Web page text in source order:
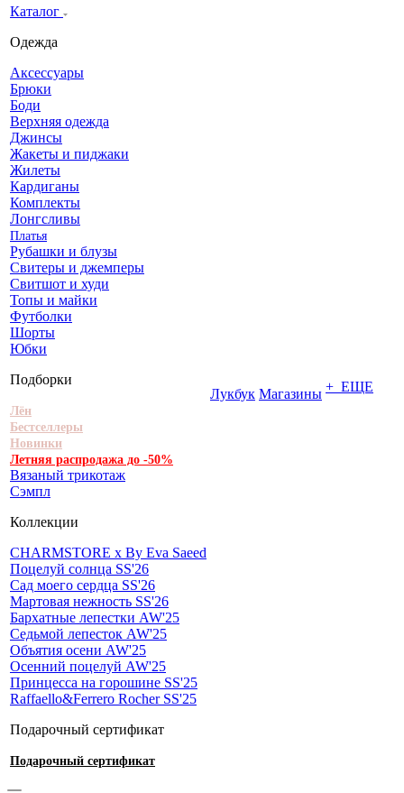
Каталог
Одежда
Аксессуары
Брюки
Боди
Верхняя одежда
Джинсы
Жакеты и пиджаки
Жилеты
Кардиганы
Комплекты
Лонгсливы
Платья
Рубашки и блузы
Свитеры и джемперы
Свитшот и худи
Топы и майки
Футболки
Шорты
Юбки
Подборки
Лён
Бестселлеры
Новинки
Летняя распродажа до -50%
Вязаный трикотаж
Сэмпл
Коллекции
CHARMSTORE х By Eva Saeed
Поцелуй солнца SS'26
Сад моего сердца SS'26
Мартовая нежность SS'26
Бархатные лепестки AW'25
Седьмой лепесток AW'25
Объятия осени AW'25
Осенний поцелуй AW'25
Принцесса на горошине SS'25
Raffaello&Ferrero Rocher SS'25
Подарочный сертификат
Подарочный сертификат
Лукбук Магазины + ЕЩЕ